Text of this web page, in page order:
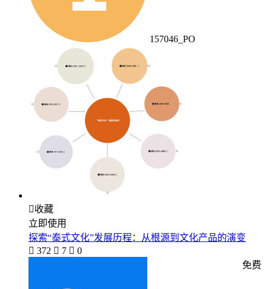
157046_PO
收藏
立即使用
探索“泰式文化”发展历程：从根源到文化产品的演变
 372  7  0
免费